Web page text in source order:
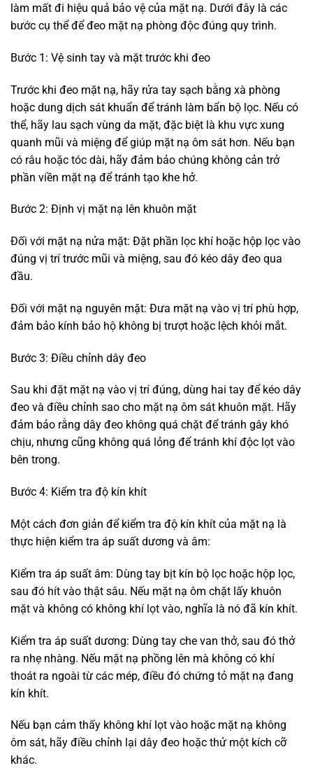
làm mất đi hiệu quả bảo vệ của mặt nạ. Dưới đây là các
bước cụ thể để đeo mặt nạ phòng độc đúng quy trình.
Bước 1: Vệ sinh tay và mặt trước khi đeo
Trước khi đeo mặt nạ, hãy rửa tay sạch bằng xà phòng
hoặc dung dịch sát khuẩn để tránh làm bẩn bộ lọc. Nếu có
thể, hãy lau sạch vùng da mặt, đặc biệt là khu vực xung
quanh mũi và miệng để giúp mặt nạ ôm sát hơn. Nếu bạn
có râu hoặc tóc dài, hãy đảm bảo chúng không cản trở
phần viền mặt nạ để tránh tạo khe hở.
Bước 2: Định vị mặt nạ lên khuôn mặt
Đối với mặt nạ nửa mặt: Đặt phần lọc khí hoặc hộp lọc vào
đúng vị trí trước mũi và miệng, sau đó kéo dây đeo qua
đầu.
Đối với mặt nạ nguyên mặt: Đưa mặt nạ vào vị trí phù hợp,
đảm bảo kính bảo hộ không bị trượt hoặc lệch khỏi mắt.
Bước 3: Điều chỉnh dây đeo
Sau khi đặt mặt nạ vào vị trí đúng, dùng hai tay để kéo dây
đeo và điều chỉnh sao cho mặt nạ ôm sát khuôn mặt. Hãy
đảm bảo rằng dây đeo không quá chặt để tránh gây khó
chịu, nhưng cũng không quá lỏng để tránh khí độc lọt vào
bên trong.
Bước 4: Kiểm tra độ kín khít
Một cách đơn giản để kiểm tra độ kín khít của mặt nạ là
thực hiện kiểm tra áp suất dương và âm:
Kiểm tra áp suất âm: Dùng tay bịt kín bộ lọc hoặc hộp lọc,
sau đó hít vào thật sâu. Nếu mặt nạ ôm chặt lấy khuôn
mặt và không có không khí lọt vào, nghĩa là nó đã kín khít.
Kiểm tra áp suất dương: Dùng tay che van thở, sau đó thở
ra nhẹ nhàng. Nếu mặt nạ phồng lên mà không có khí
thoát ra ngoài từ các mép, điều đó chứng tỏ mặt nạ đang
kín khít.
Nếu bạn cảm thấy không khí lọt vào hoặc mặt nạ không
ôm sát, hãy điều chỉnh lại dây đeo hoặc thử một kích cỡ
khác.